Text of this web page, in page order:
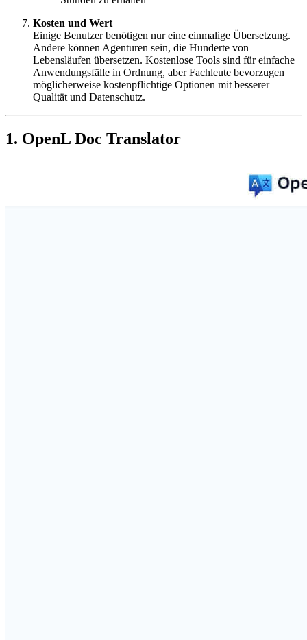
Kosten und Wert
Einige Benutzer benötigen nur eine einmalige Übersetzung.
Andere können Agenturen sein, die Hunderte von
Lebensläufen übersetzen. Kostenlose Tools sind für einfache
Anwendungsfälle in Ordnung, aber Fachleute bevorzugen
möglicherweise kostenpflichtige Optionen mit besserer
Qualität und Datenschutz.
1. OpenL Doc Translator